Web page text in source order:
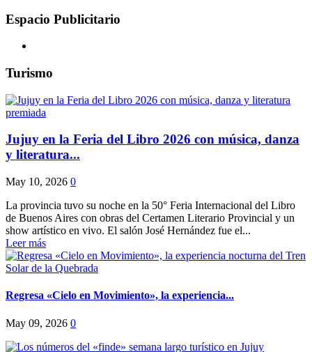
Espacio Publicitario
Turismo
Jujuy en la Feria del Libro 2026 con música, danza
y literatura...
May 10, 2026 0
La provincia tuvo su noche en la 50° Feria Internacional del Libro
de Buenos Aires con obras del Certamen Literario Provincial y un
show artístico en vivo. El salón José Hernández fue el...
Leer más
Regresa «Cielo en Movimiento», la experiencia...
May 09, 2026 0